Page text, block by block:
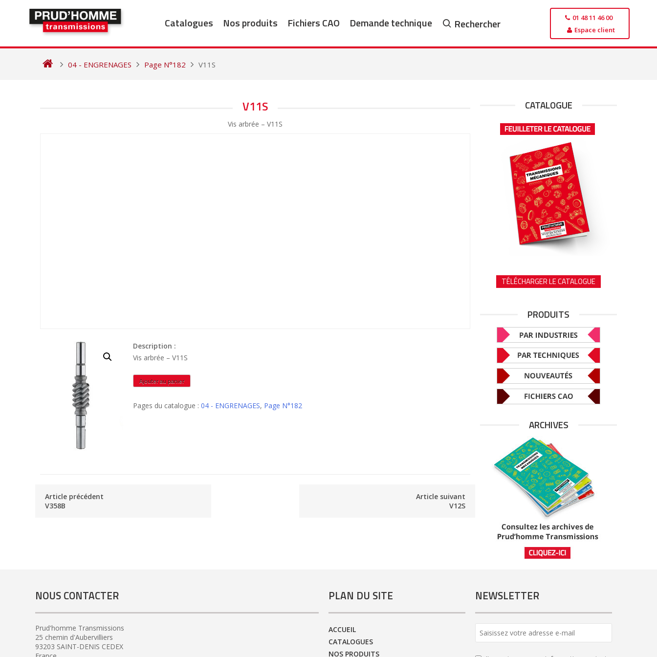
Catalogues Nos produits Fichiers CAO Demande technique Rechercher
01 48 11 46 00
Espace client
04 - ENGRENAGES Page N°182 V11S
V11S
Vis arbrée – V11S
Description :
Vis arbrée – V11S
quantité
de
Ajouter au panier
Pages du catalogue : 04 - ENGRENAGES, Page N°182
Article précédent
V358B
Article suivant
V12S
CATALOGUE
TÉLÉCHARGER LE CATALOGUE
PRODUITS
ARCHIVES
NOUS CONTACTER
Prud'homme Transmissions
25 chemin d'Aubervilliers
93203 SAINT-DENIS CEDEX
PLAN DU SITE
ACCUEIL
CATALOGUES
NOS PRODUITS
NEWSLETTER
Email *